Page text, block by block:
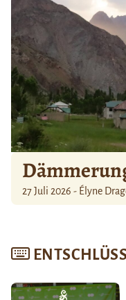
27 Juli 2026 - Élyne